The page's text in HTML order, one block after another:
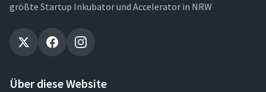
größte Startup Inkubator und Accelerator in NRW
Über diese Website